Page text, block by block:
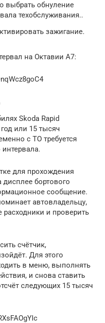
выбрать обнуление
техобслуживания..
зажигание.
на Октавии А7:
Skoda Rapid
или 15 тысяч
с ТО требуется
для прохождения
бортового
сообщение.
автовладельцу,
и проверить
счётчик,
Для этого
в меню, выполнять
и снова ставить
следующих 15 тысяч